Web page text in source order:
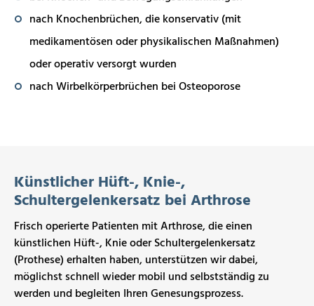
nach Knochenbrüchen, die konservativ (mit
medikamentösen oder physikalischen Maßnahmen)
oder operativ versorgt wurden
nach Wirbelkörperbrüchen bei Osteoporose
Künstlicher Hüft-, Knie-,
Schultergelenkersatz bei Arthrose
Frisch operierte Patienten mit Arthrose, die einen
künstlichen Hüft-, Knie oder Schultergelenkersatz
(Prothese) erhalten haben, unterstützen wir dabei,
möglichst schnell wieder mobil und selbstständig zu
werden und begleiten Ihren Genesungsprozess.